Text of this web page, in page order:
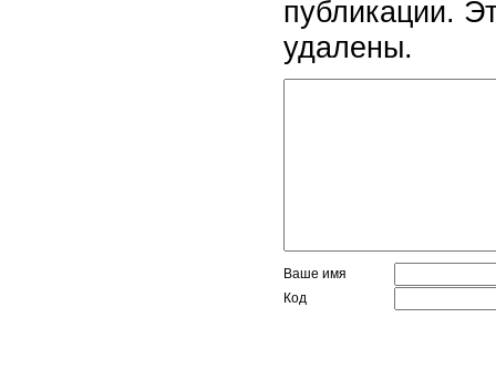
публикации.
удалены.
Ваше имя
Код